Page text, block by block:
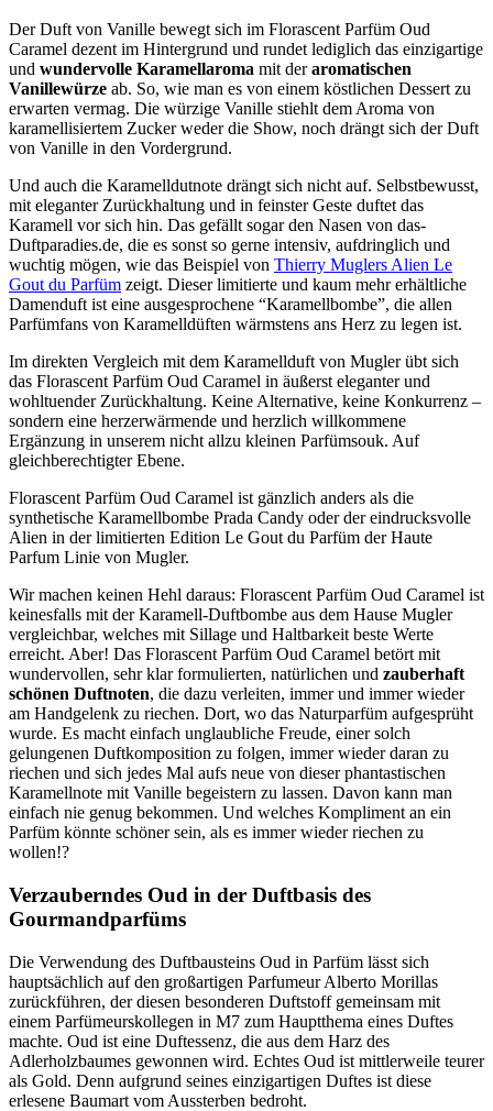
Der Duft von Vanille bewegt sich im Florascent Parfüm Oud
Caramel dezent im Hintergrund und rundet lediglich das einzigartige
und wundervolle Karamellaroma mit deraromatischen
Vanillewürze ab. So, wie man es von einem köstlichen Dessert zu
erwarten vermag. Die würzige Vanille stiehlt dem Aroma von
karamellisiertem Zucker weder die Show, noch drängt sich der Duft
von Vanille in den Vordergrund.
Und auch die Karamelldutnote drängt sich nicht auf. Selbstbewusst,
mit eleganter Zurückhaltung und in feinster Geste duftet das
Karamell vor sich hin. Das gefällt sogar den Nasen von das-
Duftparadies.de, die es sonst so gerne intensiv, aufdringlich und
wuchtig mögen, wie das Beispiel von Thierry Muglers Alien Le
Gout du Parfüm zeigt. Dieser limitierte und kaum mehr erhältliche
Damenduft ist eine ausgesprochene “Karamellbombe”, die allen
Parfümfans von Karamelldüften wärmstens ans Herz zu legen ist.
Im direkten Vergleich mit dem Karamellduft von Mugler übt sich
das Florascent Parfüm Oud Caramel in äußerst eleganter und
wohltuender Zurückhaltung. Keine Alternative, keine Konkurrenz –
sondern eine herzerwärmende und herzlich willkommene
Ergänzung in unserem nicht allzu kleinen Parfümsouk. Auf
gleichberechtigter Ebene.
Florascent Parfüm Oud Caramel ist gänzlich anders als die
synthetische Karamellbombe Prada Candy oder der eindrucksvolle
Alien in der limitierten Edition Le Gout du Parfüm der Haute
Parfum Linie von Mugler.
Wir machen keinen Hehl daraus: Florascent Parfüm Oud Caramel ist
keinesfalls mit der Karamell-Duftbombe aus dem Hause Mugler
vergleichbar, welches mit Sillage und Haltbarkeit beste Werte
erreicht. Aber! Das Florascent Parfüm Oud Caramel betört mit
wundervollen, sehr klar formulierten, natürlichen und zauberhaft
schönen Duftnoten, die dazu verleiten, immer und immer wieder
am Handgelenk zu riechen. Dort, wo das Naturparfüm aufgesprüht
wurde. Es macht einfach unglaubliche Freude, einer solch
gelungenen Duftkomposition zu folgen, immer wieder daran zu
riechen und sich jedes Mal aufs neue von dieser phantastischen
Karamellnote mit Vanille begeistern zu lassen. Davon kann man
einfach nie genug bekommen. Und welches Kompliment an ein
Parfüm könnte schöner sein, als es immer wieder riechen zu
wollen!?
Verzauberndes Oud in der Duftbasis des
Gourmandparfüms
Die Verwendung des Duftbausteins Oud in Parfüm lässt sich
hauptsächlich auf den großartigen Parfumeur Alberto Morillas
zurückführen, der diesen besonderen Duftstoff gemeinsam mit
einem Parfümeurskollegen in M7 zum Hauptthema eines Duftes
machte. Oud ist eine Duftessenz, die aus dem Harz des
Adlerholzbaumes gewonnen wird. Echtes Oud ist mittlerweile teurer
als Gold. Denn aufgrund seines einzigartigen Duftes ist diese
erlesene Baumart vom Aussterben bedroht.